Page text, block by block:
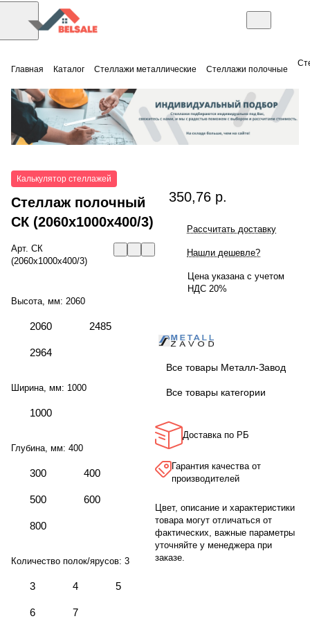
Главная Каталог Стеллажи металлические Стеллажи полочные
Калькулятор стеллажей
Стеллаж полочный
СК (2060x1000x400/3)
Арт. СК
(2060x1000x400/3)
Высота, мм: 2060
2060 2485
2964
Ширина, мм: 1000
1000
Глубина, мм: 400
300 400
500 600
800
Количество полок/ярусов: 3
3 4 5
6 7
350,76 р.
Рассчитать доставку
Нашли дешевле?
Цена указана с учетом
НДС 20%
Все товары Металл-Завод
Все товары категории
Доставка по РБ
Гарантия качества от
производителей
Цвет, описание и характеристики
товара могут отличаться от
фактических, важные параметры
уточняйте у менеджера при
заказе.